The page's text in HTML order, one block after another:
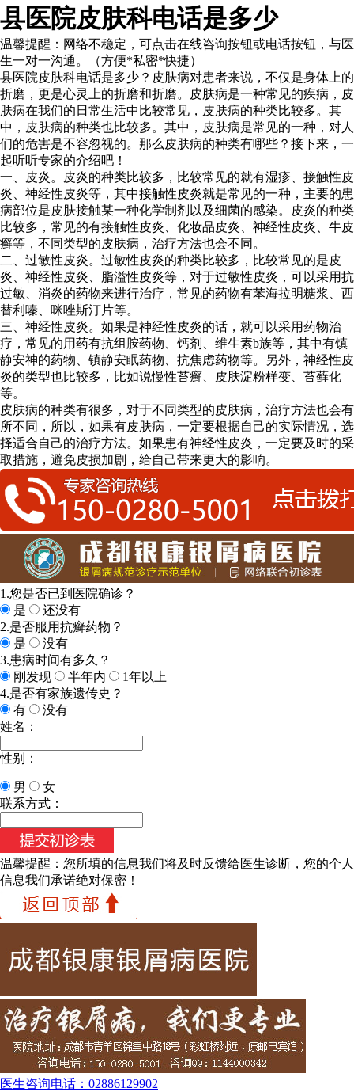
县医院皮肤科电话是多少
温馨提醒： 网络不稳定，可点击在线咨询按钮或电话按钮，与医
生一对一沟通。（方便*私密*快捷）
县医院皮肤科电话是多少？皮肤病对患者来说，不仅是身体上的
折磨，更是心灵上的折磨和折磨。皮肤病是一种常见的疾病，皮
肤病在我们的日常生活中比较常见，皮肤病的种类比较多。其
中，皮肤病的种类也比较多。其中，皮肤病是常见的一种，对人
们的危害是不容忽视的。那么皮肤病的种类有哪些？接下来，一
起听听专家的介绍吧！
一、皮炎。皮炎的种类比较多，比较常见的就有湿疹、接触性皮
炎、神经性皮炎等，其中接触性皮炎就是常见的一种，主要的患
病部位是皮肤接触某一种化学制剂以及细菌的感染。皮炎的种类
比较多，常见的有接触性皮炎、化妆品皮炎、神经性皮炎、牛皮
癣等，不同类型的皮肤病，治疗方法也会不同。
二、过敏性皮炎。过敏性皮炎的种类比较多，比较常见的是皮
炎、神经性皮炎、脂溢性皮炎等，对于过敏性皮炎，可以采用抗
过敏、消炎的药物来进行治疗，常见的药物有苯海拉明糖浆、西
替利嗪、咪唑斯汀片等。
三、神经性皮炎。如果是神经性皮炎的话，就可以采用药物治
疗，常见的用药有抗组胺药物、钙剂、维生素b族等，其中有镇
静安神的药物、镇静安眠药物、抗焦虑药物等。另外，神经性皮
炎的类型也比较多，比如说慢性苔癣、皮肤淀粉样变、苔藓化
等。
皮肤病的种类有很多，对于不同类型的皮肤病，治疗方法也会有
所不同，所以，如果有皮肤病，一定要根据自己的实际情况，选
择适合自己的治疗方法。如果患有神经性皮炎，一定要及时的采
取措施，避免皮损加剧，给自己带来更大的影响。
1.您是否已到医院确诊？
是
还没有
2.是否服用抗癣药物？
是
没有
3.患病时间有多久？
刚发现
半年内
1年以上
4.是否有家族遗传史？
有
没有
姓名：
性别：
男
女
联系方式：
温馨提醒： 您所填的信息我们将及时反馈给医生诊断，您的个人
信息我们承诺绝对保密！
医生咨询电话： 02886129902